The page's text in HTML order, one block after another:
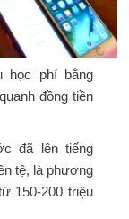
học phí bằng
đồng tiền
đã lên tiếng
tệ, là phương
150-200 triệu